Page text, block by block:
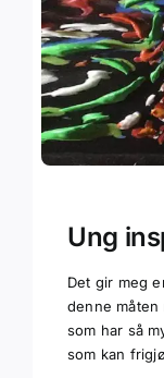
Ung
Det gir meg
denne måten
som har så
som kan